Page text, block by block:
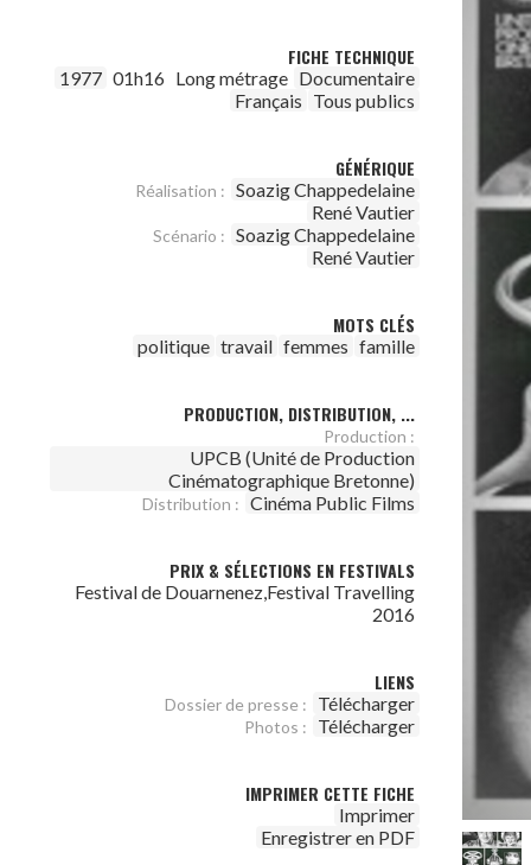
FICHE TECHNIQUE
1977 01h16 Long métrage Documentaire
Français Tous publics
GÉNÉRIQUE
Réalisation : Soazig Chappedelaine
René Vautier
Scénario : Soazig Chappedelaine
René Vautier
MOTS CLÉS
politique travail femmes famille
PRODUCTION, DISTRIBUTION, ...
Production :
UPCB (Unité de Production
Cinématographique Bretonne)
Distribution : Cinéma Public Films
PRIX & SÉLECTIONS EN FESTIVALS
Festival de Douarnenez,Festival Travelling
2016
LIENS
Dossier de presse : Télécharger
Photos : Télécharger
IMPRIMER CETTE FICHE
Imprimer
Enregistrer en PDF